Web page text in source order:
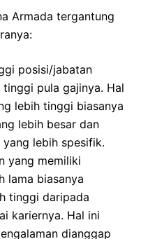
Armada tergantung
posisi/jabatan
pula gajinya. Hal
lebih tinggi biasanya
lebih besar dan
lebih spesifik.
yang memiliki
lama biasanya
tinggi daripada
kariernya. Hal ini
dianggap